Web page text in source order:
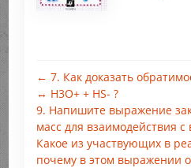
← 7. Как доказать
↔ Н3O+ + HS- ?
9. Напишите выражение
масс для взаимодействия
Какое из участвующих в
почему в этом выражении